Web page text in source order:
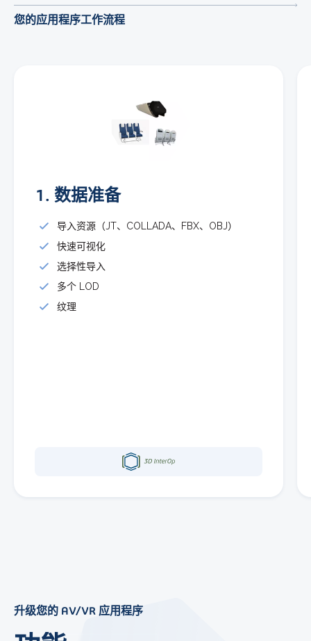
您的应用程序工作流程
1. 数据准备
导入资源（JT、COLLADA、FBX、OBJ）
快速可视化
选择性导入
多个 LOD
纹理
升级您的 AV/VR 应用程序